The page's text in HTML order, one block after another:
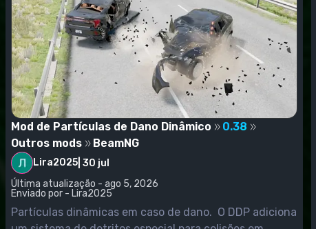
Mod de Partículas de Dano Dinâmico
0.38
Outros mods
BeamNG
Lira2025 30 jul
Última atualização - ago 5, 2026
Enviado por - Lira2025
Partículas dinâmicas em caso de dano. O DDP adiciona